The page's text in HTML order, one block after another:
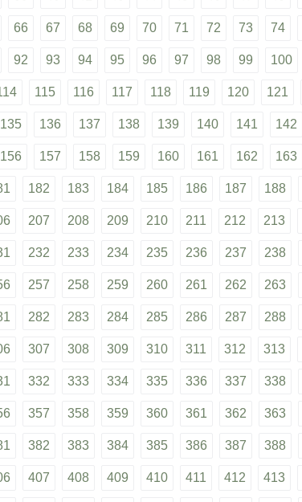
66 67 68 69 70 71 72 73 74
92 93 94 95 96 97 98 99 100
115 116 117 118 119 120 121
135 136 137 138 139 140 141 142
156 157 158 159 160 161 162 163
182 183 184 185 186 187 188
207 208 209 210 211 212 213
232 233 234 235 236 237 238
257 258 259 260 261 262 263
282 283 284 285 286 287 288
307 308 309 310 311 312 313
332 333 334 335 336 337 338
357 358 359 360 361 362 363
382 383 384 385 386 387 388
407 408 409 410 411 412 413